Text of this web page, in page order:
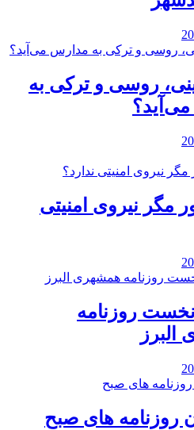
روسی و ترکی به
مگر نیروی امنیتی
روزنامه‌
روزنامه های صبح